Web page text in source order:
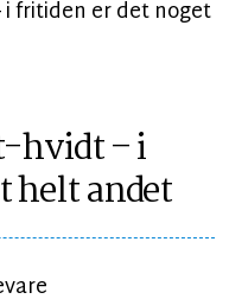
hvidt – i
helt andet